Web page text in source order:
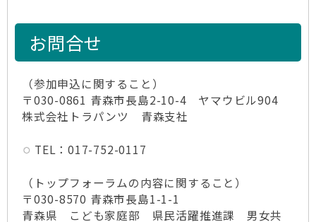
お問合せ
（参加申込に関すること）
〒030-0861 青森市長島2-10-4 ヤマウビル904
株式会社トラパンツ 青森支社
TEL：017-752-0117
（トップフォーラムの内容に関すること）
〒030-8570 青森市長島1-1-1
青森県 こども家庭部 県民活躍推進課 男女共